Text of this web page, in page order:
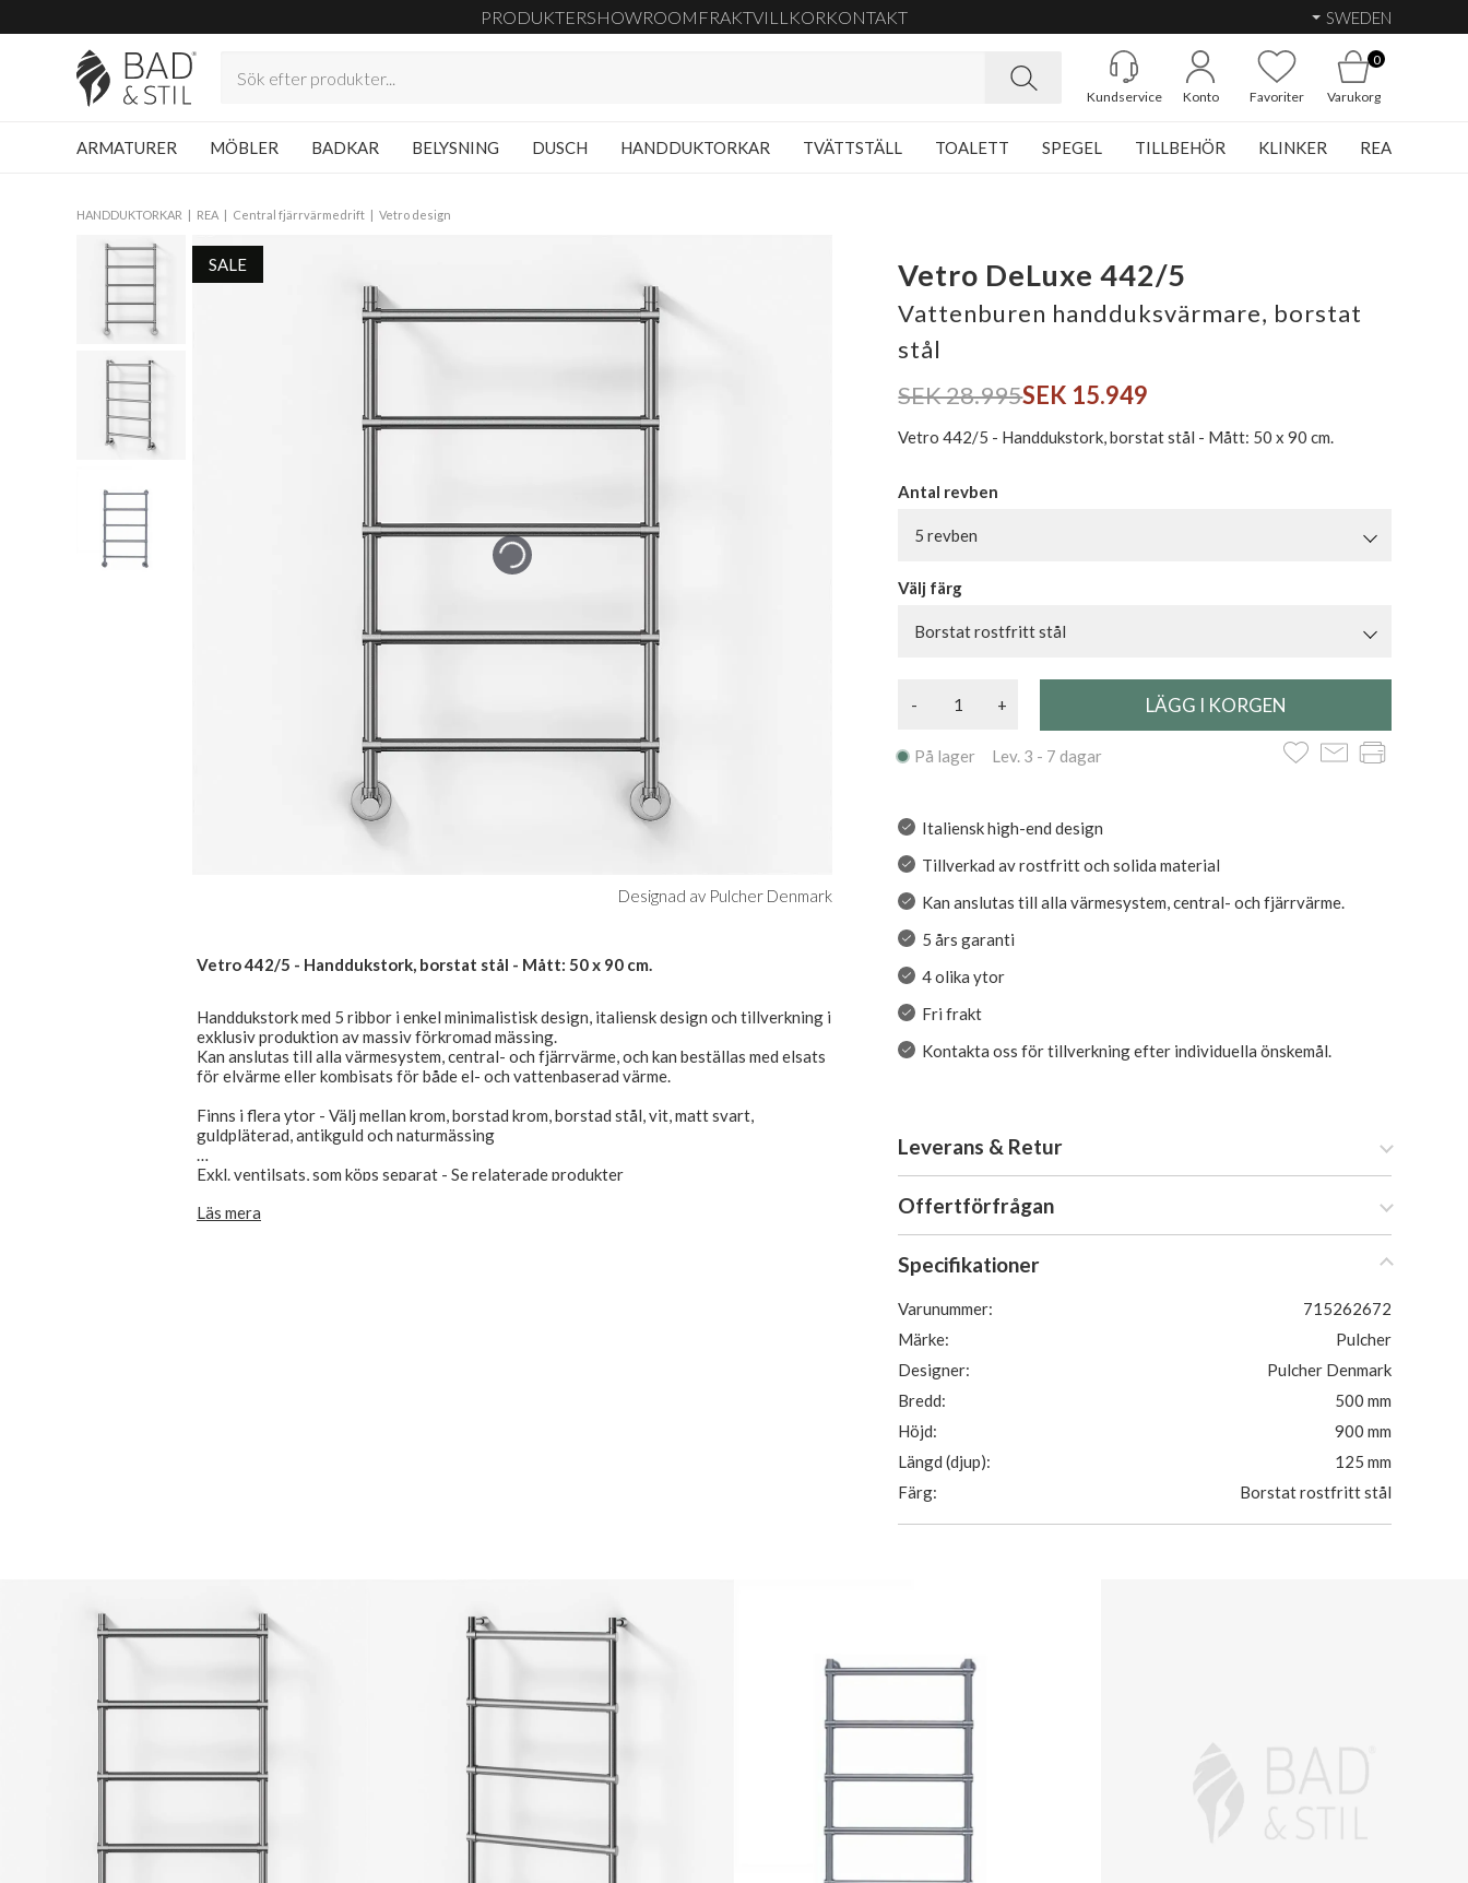
PRODUKTERSHOWROOM FRAKTVILLKORKONTAKT SWEDEN
Kundservice Konto Favoriter
0
Varukorg
ARMATURER MÖBLER BADKAR BELYSNING DUSCH HANDDUKTORKAR TVÄTTSTÄLL TOALETT SPEGEL TILLBEHÖR KLINKER REA
HANDDUKTORKAR REA Central fjärrvärmedrift Vetro design
SALE
Designad av Pulcher Denmark
Vetro 442/5 - Handdukstork, borstat stål - Mått: 50 x 90 cm.
Handdukstork med 5 ribbor i enkel minimalistisk design, italiensk design och tillverkning i
exklusiv produktion av massiv förkromad mässing.
Kan anslutas till alla värmesystem, central- och fjärrvärme, och kan beställas med elsats
för elvärme eller kombisats för både el- och vattenbaserad värme.
Finns i flera ytor - Välj mellan krom, borstad krom, borstad stål, vit, matt svart,
guldpläterad, antikguld och naturmässing
Exkl. ventilsats, som köps separat - Se relaterade produkter
Se fler handdukstorkar här
Läs mera
Vetro DeLuxe 442/5
Vattenburen handduksvärmare, borstat
stål
SEK 28.995SEK 15.949
Vetro 442/5 - Handdukstork, borstat stål - Mått: 50 x 90 cm.
Antal revben
5 revben
Välj färg
Borstat rostfritt stål
- +
På lager Lev. 3 - 7 dagar
Italiensk high-end design
Tillverkad av rostfritt och solida material
Kan anslutas till alla värmesystem, central- och fjärrvärme.
5 års garanti
4 olika ytor
Fri frakt
Kontakta oss för tillverkning efter individuella önskemål.
Leverans & Retur
Offertförfrågan
Specifikationer
Varunummer:
715262672
Märke:
Pulcher
Designer:
Pulcher Denmark
Bredd:
500 mm
Höjd:
900 mm
Längd (djup):
125 mm
Färg:
Borstat rostfritt stål